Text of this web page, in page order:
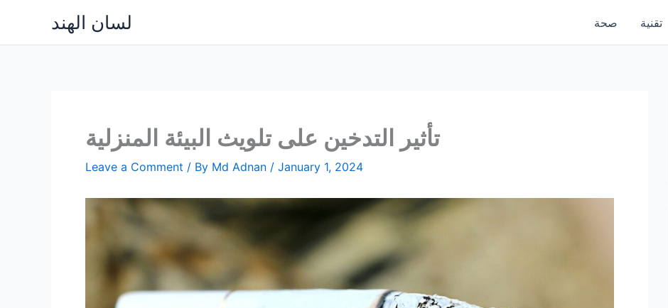
content
لسان الهند صحة تقنية
تأثير التدخين على تلويث البيئة المنزلية
Leave a Comment / By Md Adnan / January 1, 2024